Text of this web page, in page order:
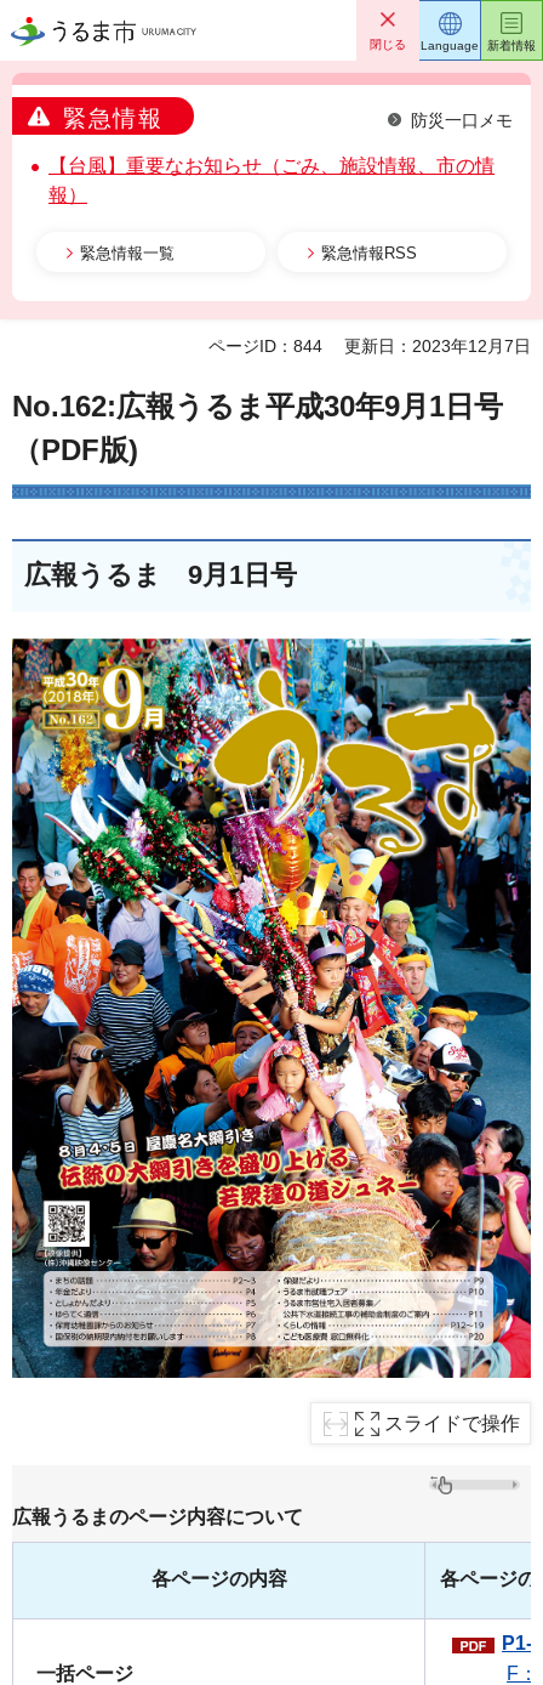
うるま市 閉じる
緊急情報 防災一口メモ
【台風】重要なお知らせ（ごみ、施設情報、市の情
報）
緊急情報一覧 緊急情報RSS
Language 新着情報
ページID：844 更新日：2023年12月7日
No.162:広報うるま平成30年9月1日号
（PDF版)
広報うるま 9月1日号
スライドで操作
広報うるまのページ内容について
各ページの内容 各ページの
一括ページ
P1-
F：